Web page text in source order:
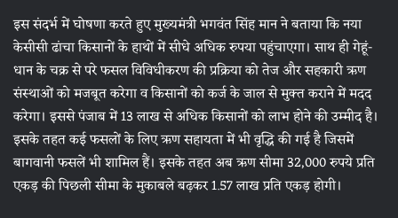
इस संदर्भ में घोषणा करते हुए मुख्यमंत्री भगवंत सिंह मान ने बताया कि नया
केसीसी ढांचा किसानों के हाथों में सीधे अधिक रुपया पहुंचाएगा। साथ ही गेहूं-
धान के चक्र से परे फसल विविधीकरण की प्रक्रिया को तेज और सहकारी ऋण
संस्थाओं को मजबूत करेगा व किसानों को कर्ज के जाल से मुक्त कराने में मदद
करेगा। इससे पंजाब में 13 लाख से अधिक किसानों को लाभ होने की उम्मीद है।
इसके तहत कई फसलों के लिए ऋण सहायता में भी वृद्धि की गई है जिसमें
बागवानी फसलें भी शामिल हैं। इसके तहत अब ऋण सीमा 32,000 रुपये प्रति
एकड़ की पिछली सीमा के मुकाबले बढ़कर 1.57 लाख प्रति एकड़ होगी।